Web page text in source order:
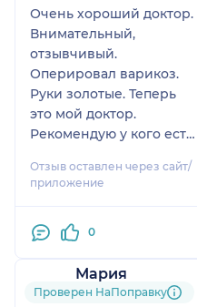
Очень хороший доктор.
Внимательный,
отзывчивый.
Оперировал варикоз.
Руки золотые. Теперь
это мой доктор.
Рекомендую у кого есть
Отзыв оставлен через сайт/
приложение
0
Мария
13 отзывов
Проверен НаПоправку